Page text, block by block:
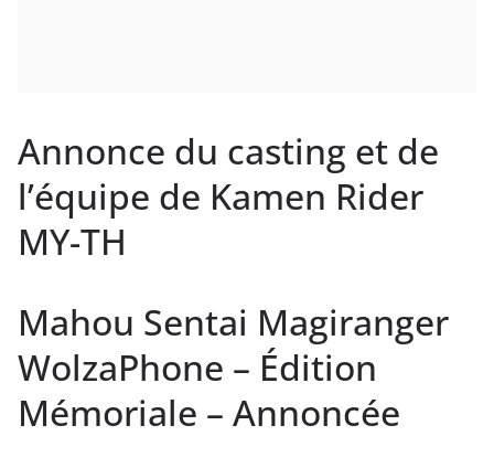
Annonce du casting et de
l’équipe de Kamen Rider
MY-TH
Mahou Sentai Magiranger
WolzaPhone – Édition
Mémoriale – Annoncée